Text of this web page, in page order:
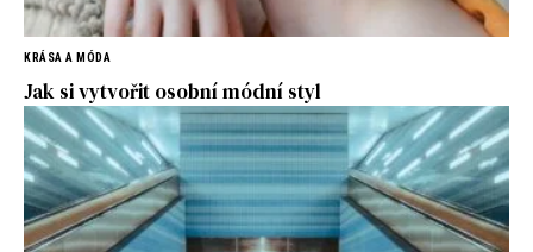
KRÁSA A MÓDA
Jak si vytvořit osobní módní styl